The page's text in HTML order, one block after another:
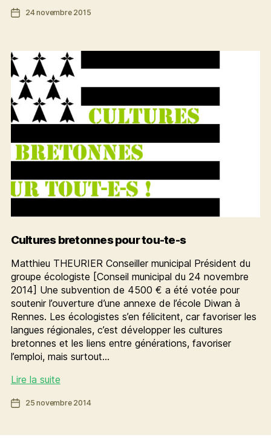
charte
Brezhoneg,
soutenons
la
diversité
culturelle
Date24 novembre 2015
Cultures bretonnes pour tou-te-s
Matthieu THEURIER Conseiller municipal Président du
groupe écologiste [Conseil municipal du 24 novembre
2014] Une subvention de 4500 € a été votée pour
soutenir l’ouverture d’une annexe de l’école Diwan à
Rennes. Les écologistes s’en félicitent, car favoriser les
langues régionales, c’est développer les cultures
bretonnes et les liens entre générations, favoriser
l’emploi, mais surtout…
Lire la suiteCultures
pour
te-
Date25 novembre 2014